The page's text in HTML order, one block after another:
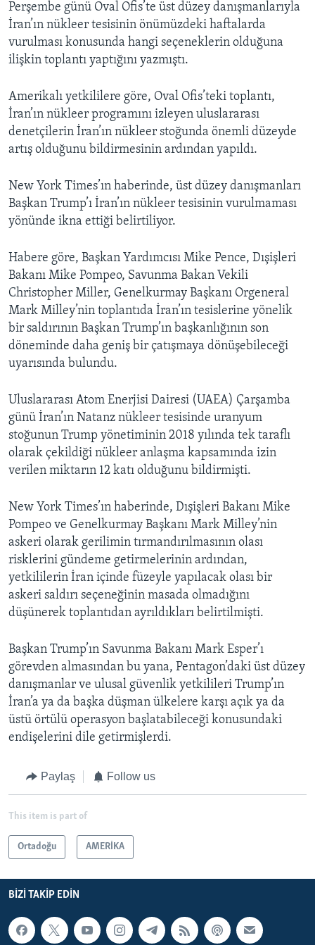
Perşembe günü Oval Ofis’te üst düzey danışmanlarıyla
İran’ın nükleer tesisinin önümüzdeki haftalarda
vurulması konusunda hangi seçeneklerin olduğuna
ilişkin toplantı yaptığını yazmıştı.
Amerikalı yetkililere göre, Oval Ofis’teki toplantı,
İran’ın nükleer programını izleyen uluslararası
denetçilerin İran’ın nükleer stoğunda önemli düzeyde
artış olduğunu bildirmesinin ardından yapıldı.
New York Times’ın haberinde, üst düzey danışmanları
Başkan Trump’ı İran’ın nükleer tesisinin vurulmaması
yönünde ikna ettiği belirtiliyor.
Habere göre, Başkan Yardımcısı Mike Pence, Dışişleri
Bakanı Mike Pompeo, Savunma Bakan Vekili
Christopher Miller, Genelkurmay Başkanı Orgeneral
Mark Milley’nin toplantıda İran’ın tesislerine yönelik
bir saldırının Başkan Trump’ın başkanlığının son
döneminde daha geniş bir çatışmaya dönüşebileceği
uyarısında bulundu.
Uluslararası Atom Enerjisi Dairesi (UAEA) Çarşamba
günü İran’ın Natanz nükleer tesisinde uranyum
stoğunun Trump yönetiminin 2018 yılında tek taraflı
olarak çekildiği nükleer anlaşma kapsamında izin
verilen miktarın 12 katı olduğunu bildirmişti.
New York Times’ın haberinde, Dışişleri Bakanı Mike
Pompeo ve Genelkurmay Başkanı Mark Milley’nin
askeri olarak gerilimin tırmandırılmasının olası
risklerini gündeme getirmelerinin ardından,
yetkililerin İran içinde füzeyle yapılacak olası bir
askeri saldırı seçeneğinin masada olmadığını
düşünerek toplantıdan ayrıldıkları belirtilmişti.
Başkan Trump’ın Savunma Bakanı Mark Esper’ı
görevden almasından bu yana, Pentagon’daki üst düzey
danışmanlar ve ulusal güvenlik yetkilileri Trump’ın
İran’a ya da başka düşman ülkelere karşı açık ya da
üstü örtülü operasyon başlatabileceği konusundaki
endişelerini dile getirmişlerdi.
Paylaş Follow us
This item is part of
Ortadoğu AMERİKA
BIZI TAKIP EDIN